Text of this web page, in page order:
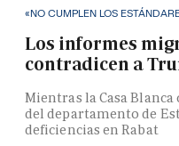
«NO CUMPLEN LOS
Los informes
contradicen a
Mientras la Casa
del departamento de
deficiencias en Rabat